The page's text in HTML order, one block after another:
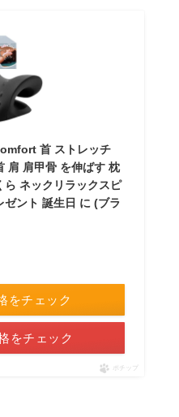
首 ストレッチ
肩 肩甲骨 を伸ばす 枕
ネックリラックスピ
ゼント 誕生日 に (ブラ
をチェック
をチェック
ポチップ